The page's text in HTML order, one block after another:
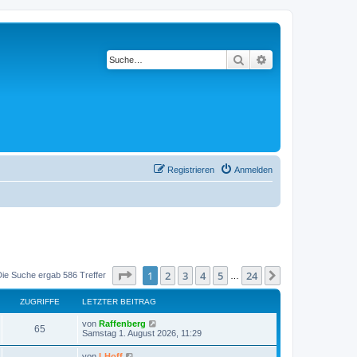
Suche
Anmelden
Registrieren
Suche ergab 586 Treffer Seite von24
1 2 3 4 5 24
ZUGRIFFE LETZTER BEITRAG
65
u
L
e
von Raffenberg
Samstag 1. August 2026, 11:29
L